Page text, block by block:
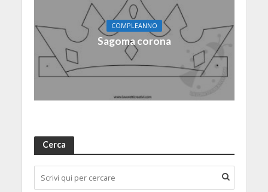
COMPLEANNO
Sagoma corona
Cerca